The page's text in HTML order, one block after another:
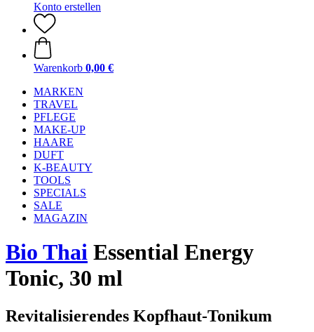
Konto erstellen
Warenkorb 0,00 €
MARKEN
TRAVEL
PFLEGE
MAKE-UP
HAARE
DUFT
K-BEAUTY
TOOLS
SPECIALS
SALE
MAGAZIN
Bio Thai Essential Energy
Tonic, 30 ml
Revitalisierendes Kopfhaut-Tonikum